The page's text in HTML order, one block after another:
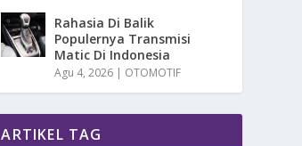
Rahasia Di Balik
Populernya Transmisi
Matic Di Indonesia
Agu 4, 2026 | OTOMOTIF
ARTIKEL TAG